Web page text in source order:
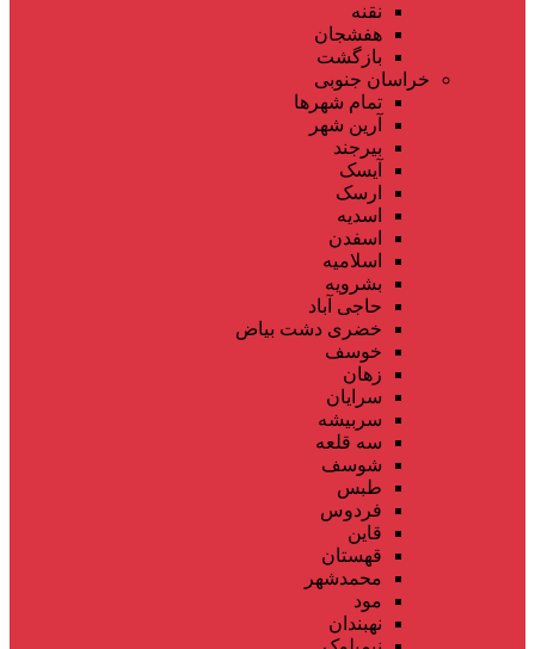
نقنه
هفشجان
بازگشت
خراسان جنوبی
تمام شهر‌ها
آرین شهر
بیرجند
آیسک
ارسک
اسدیه
اسفدن
اسلامیه
بشرویه
حاجی آباد
خضری دشت بیاض
خوسف
زهان
سرایان
سربیشه
سه قلعه
شوسف
طبس
فردوس
قاین
قهستان
محمدشهر
مود
نهبندان